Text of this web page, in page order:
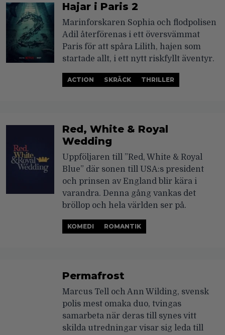
Hajar i Paris 2
Marinforskaren Sophia och flodpolisen
Adil återförenas i ett översvämmat
Paris för att spåra Lilith, hajen som
startade allt, i ett nytt riskfyllt äventyr.
ACTION SKRÄCK THRILLER
Red, White & Royal
Wedding
Uppföljaren till ”Red, White & Royal
Blue” där sonen till USA:s president
och prinsen av England blir kära i
varandra. Denna gång vankas det
bröllop och hela världen ser på.
KOMEDI ROMANTIK
Permafrost
Marcus Tell och Ann Wilding, svensk
polis mest omaka duo, tvingas
samarbeta när deras till synes vitt
skilda utredningar visar sig leda till